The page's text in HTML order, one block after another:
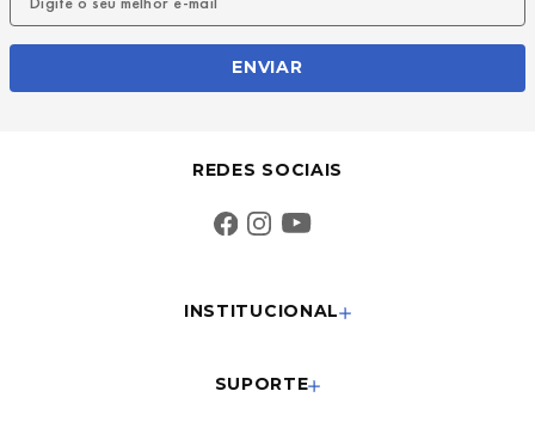
ENVIAR
REDES SOCIAIS
INSTITUCIONAL
SUPORTE